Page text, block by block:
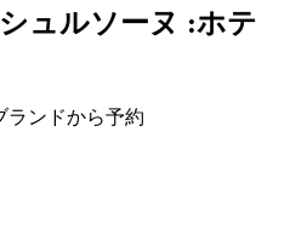
ュルソーヌ :ホテ
ランドから予約